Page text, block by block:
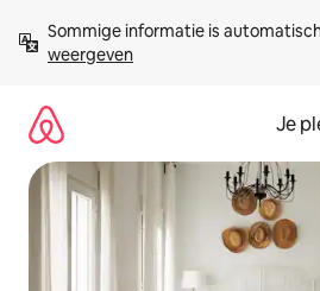
direct
naar
Sommige informatie is
weergeven
Je